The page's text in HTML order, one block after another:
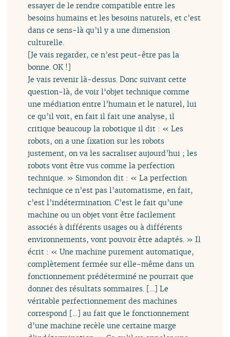
essayer de le rendre compatible entre les
besoins humains et les besoins naturels, et c’est
dans ce sens-là qu’il y a une dimension
culturelle.
[Je vais regarder, ce n’est peut-être pas la
bonne. OK !]
Je vais revenir là-dessus. Donc suivant cette
question-là, de voir l‘objet technique comme
une médiation entre l’humain et le naturel, lui
ce qu’il voit, en fait il fait une analyse, il
critique beaucoup la robotique il dit : « Les
robots, on a une fixation sur les robots
justement, on va les sacraliser aujourd’hui ; les
robots vont être vus comme la perfection
technique. » Simondon dit : « La perfection
technique ce n’est pas l’automatisme, en fait,
c’est l’indétermination. C’est le fait qu’une
machine ou un objet vont être facilement
associés à différents usages ou à différents
environnements, vont pouvoir être adaptés. » Il
écrit : « Une machine purement automatique,
complètement fermée sur elle-même dans un
fonctionnement prédéterminé ne pourrait que
donner des résultats sommaires. […] Le
véritable perfectionnement des machines
correspond […] au fait que le fonctionnement
d’une machine recèle une certaine marge